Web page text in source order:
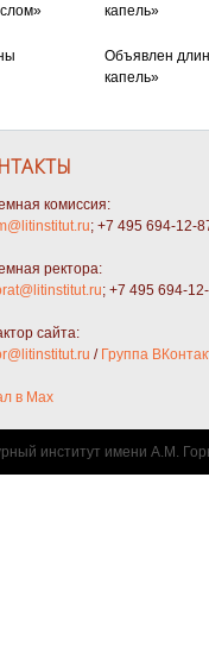
капель»
Объявлен
капель»
комиссия:
; +7 495 694-12-
ректора:
; +7 495 694-
сайта:
/ Группа
в Max
институт имени А.М.